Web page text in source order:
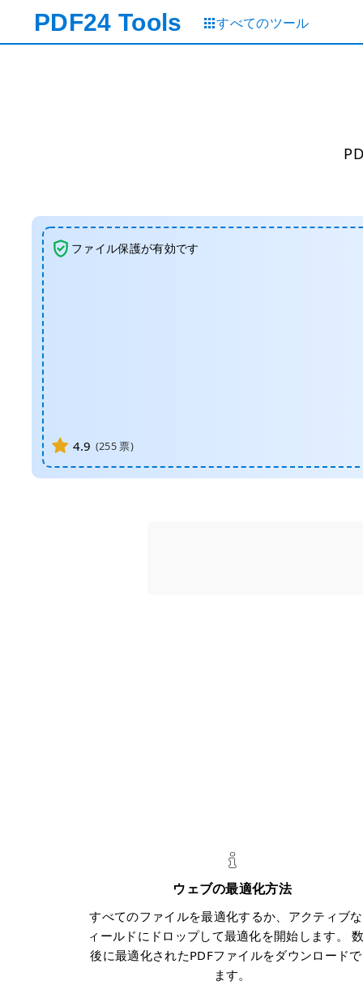
PDF24 Tools すべてのツール
4.9 (255票)
ファイル保護が有効です
ウェブの最適化方法
すべてのファイルを最適化するか、アクティブ
ィールドにドロップして最適化を開始します。
後に最適化されたPDFファイルをダウンロードで
ます。